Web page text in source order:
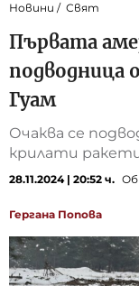
Новини Свят
Първата
подводница
Гуам
Очаква се
крилати
28.11.2024 | 20:52 ч.
Гергана Попова